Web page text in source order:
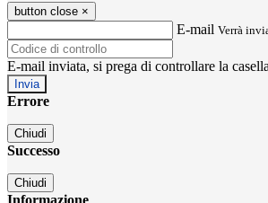
button close ×
E-mail Verrà
E-mail inviata, si prega di controllare la
Errore
Chiudi
Successo
Chiudi